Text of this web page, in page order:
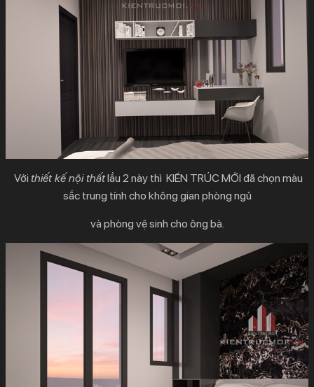
Với thiết kế nội thấtlầu 2 này thì KIẾN TRÚC MỚI đã chọn màu
sắc trung tính cho không gian phòng ngủ
và phòng vệ sinh cho ông bà.